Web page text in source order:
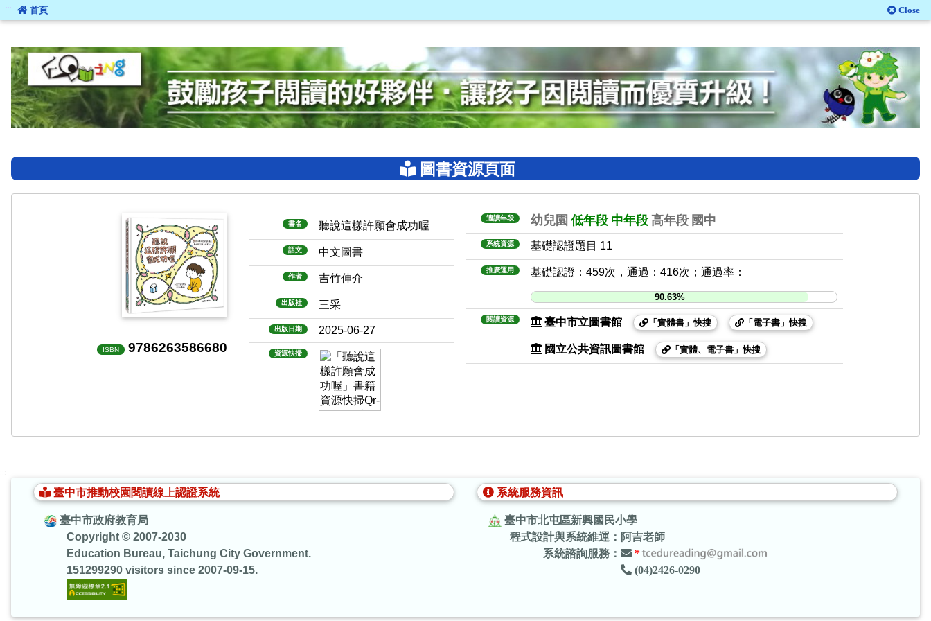
::: 首頁 Close
圖書資源頁面
ISBN 9786263586680
書名 聽說這樣許願會成功喔
語文 中文圖書
作者 吉竹伸介
出版社 三采
出版日期 2025-06-27
資源快掃
適讀年段 幼兒園 低年段 中年段 高年段 國中
系統資源 基礎認證題目 11
推廣運用 基礎認證：459次，通過：416次；通過率：
90.63%
閱讀資源 臺中市立圖書館 「實體書」快搜 「電子書」快搜
國立公共資訊圖書館 「實體、電子書」快搜
臺中市推動校園閱讀線上認證系統
臺中市政府教育局
Copyright © 2007-2030
Education Bureau, Taichung City Government.
151299290 visitors since 2007-09-15.
系統服務資訊
臺中市北屯區新興國民小學
程式設計與系統維運：阿吉老師
系統諮詢服務：
*
(04)2426-0290